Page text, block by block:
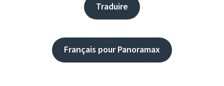
Traduire
Français pour Panoramax